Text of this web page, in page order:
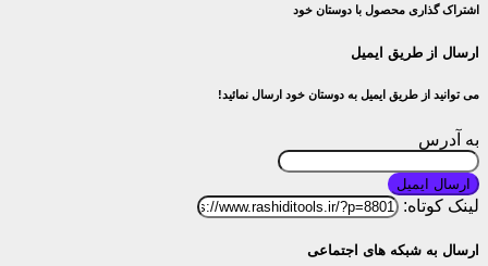
اشتراک گذاری محصول با دوستان خود
ارسال از طریق ایمیل
می توانید از طریق ایمیل به دوستان خود ارسال نمائید!
به آدرس
ارسال ایمیل
لینک کوتاه:
ارسال به شبکه های اجتماعی